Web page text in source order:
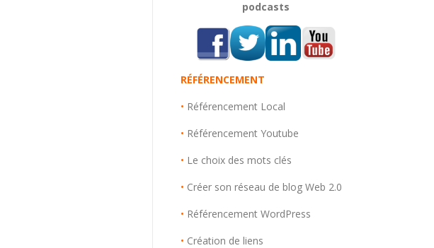
podcasts
RÉFÉRENCEMENT
• Référencement Local
• Référencement Youtube
• Le choix des mots clés
• Créer son réseau de blog Web 2.0
• Référencement WordPress
• Création de liens